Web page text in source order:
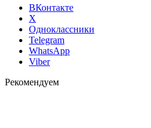
ВКонтакте
X
Одноклассники
Telegram
WhatsApp
Viber
Рекомендуем